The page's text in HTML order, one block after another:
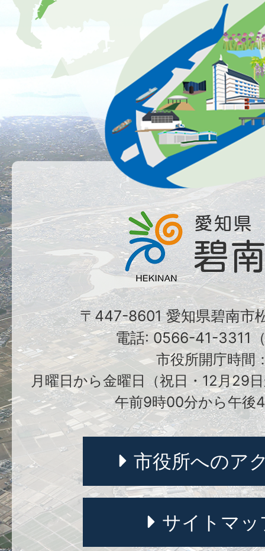
〒447-8601 愛知県碧南市
電話: 0566-41-3311
市役所開庁時間
月曜日から金曜日（祝日・12月29
午前9時00分から午後
市役所へのア
サイトマッ